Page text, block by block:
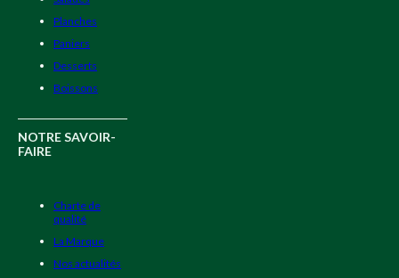
Planches
Paniers
Desserts
Boissons
NOTRE SAVOIR-
FAIRE
Charte de
qualité
La Marque
Nos actualités